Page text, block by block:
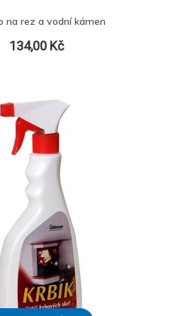
na rez a vodní kámen
134,00 Kč